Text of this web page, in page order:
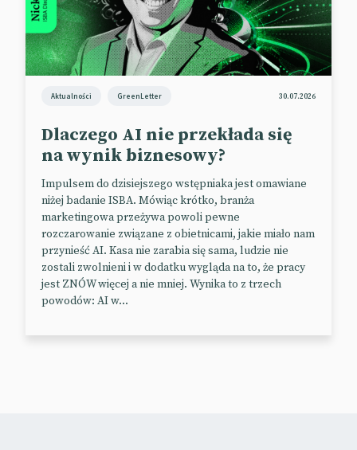
Perspektywy haptyki są szczególnie obiecujące w
obszarze wirtualnej rzeczywistości. Marki potrafią
jednak wykorzystywać ją również w „realu”.
Najnowszym tego przykładem jest „haptyczne logo”
zaprezentowane przez Mastercard na niedawnej
Pozwala ono klientom na odczuwanie wibracji za
pośrednictwem smartfona podczas zakupów online
lub korzystania z terminali płatniczych. Co istotne,
aparat wibruje w rytm dźwiękowego logo, które
Mastercard udostępnił w 2019 r.
Jak wyjaśnia Raja Rajamannar, CMO w Mastercard,
haptyczna innowacja ma na celu zwiększenie
poczucia bezpieczeństwa i satysfakcji klientów w
kluczowym momencie dokonywania zakupu.
Aktualności GreenLetter 30.07.2026
Dlaczego AI nie przekłada się
na wynik biznesowy?
Impulsem do dzisiejszego wstępniaka jest omawiane
niżej badanie ISBA. Mówiąc krótko, branża
marketingowa przeżywa powoli pewne
rozczarowanie związane z obietnicami, jakie miało nam
przynieść AI. Kasa nie zarabia się sama, ludzie nie
zostali zwolnieni i w dodatku wygląda na to, że pracy
jest ZNÓW więcej a nie mniej. Wynika to z trzech
powodów: AI w...